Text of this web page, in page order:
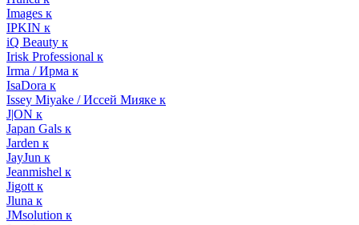
Images к
IPKIN к
iQ Beauty к
Irisk Professional к
Irma / Ирма к
IsaDora к
Issey Miyake / Иссей Мияке к
J|ON к
Japan Gals к
Jarden к
JayJun к
Jeanmishel к
Jigott к
Jluna к
JMsolution к